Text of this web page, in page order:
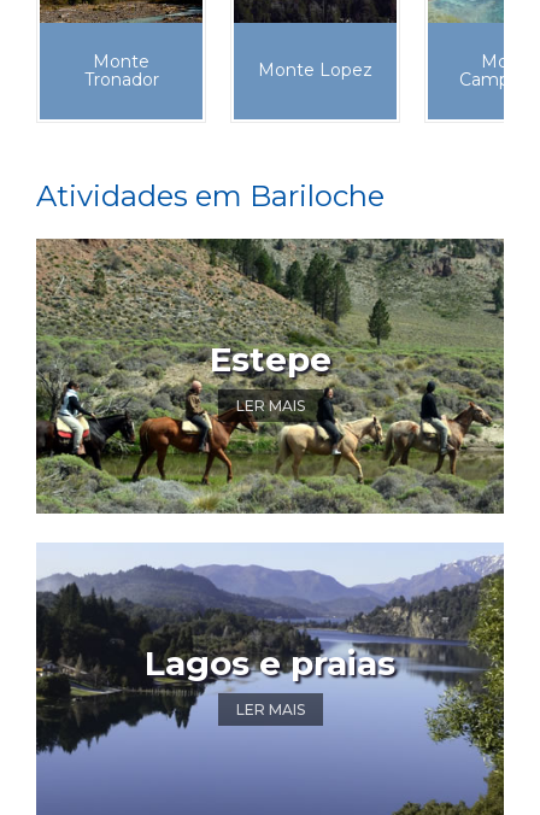
Monte
Tronador
Monte Lopez
Monte
Atividades em Bariloche
Estepe
LER MAIS
Lagos e praias
LER MAIS